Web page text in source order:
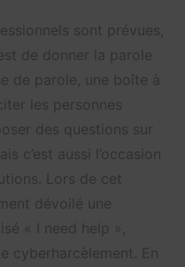
sont prévues,
de donner la parole
de parole, une boîte à
les personnes
des questions sur
c’est aussi l’occasion
Lors de cet
dévoilé une
« I need help »,
cyberharcèlement. En